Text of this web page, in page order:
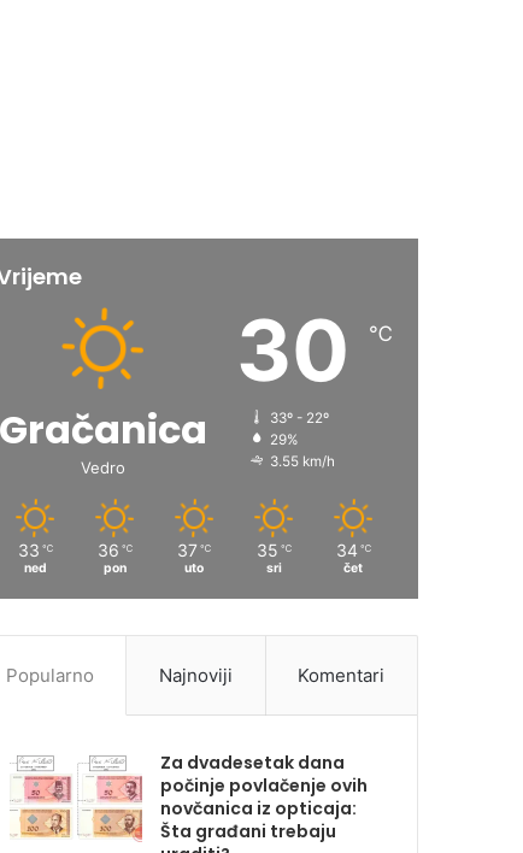
Gračanica
Vedro
30 ℃
33º - 22º
29%
3.55 km/h
33 ℃
ned
36 ℃
pon
37 ℃
uto
35 ℃
sri
34 ℃
čet
Popularno Najnoviji Komentari
Za dvadesetak dana
počinje povlačenje ovih
novčanica iz opticaja:
Šta građani trebaju